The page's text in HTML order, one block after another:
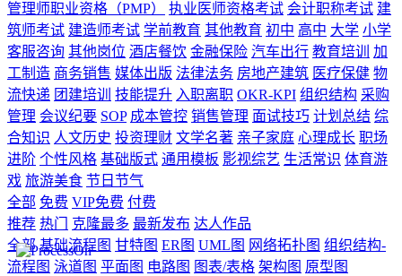
管理师职业资格（PMP）
执业医师资格考试 会计职称考试 建
筑师考试 建造师考试 学前教育 其他教育 初中 高中 大学 小学
客服咨询 其他岗位 酒店餐饮 金融保险 汽车出行 教育培训
加
工制造 商务销售 媒体出版 法律法务 房地产建筑 医疗保健 物
流快递 团建培训 技能提升 入职离职 OKR-KPI 组织结构 采购
管理 会议纪要 SOP 成本管控 销售管理 面试技巧 计划总结 综
合知识 人文历史 投资理财 文学名著 亲子家庭 心理成长 职场
进阶 个性风格 基础版式 通用模板 影视综艺 生活常识 体育游
戏 旅游美食 节日节气
全部 免费 VIP免费 付费
推荐 热门 克隆最多 最新发布 达人作品
全部 基础流程图 甘特图 ER图 UML图 网络拓扑图 组织结构-
流程图 泳道图 平面图 电路图 图表/表格 架构图 原型图